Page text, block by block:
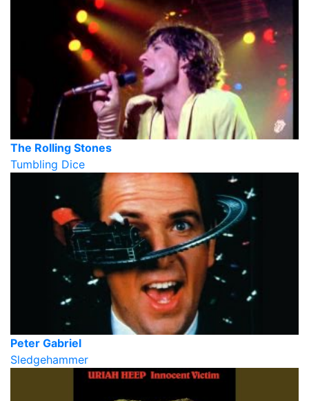
The Rolling Stones
Tumbling Dice
Peter Gabriel
Sledgehammer